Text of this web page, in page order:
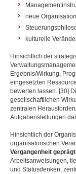
neue
kulturelle
Hinsichtlich der
Ergebnis/Wirkung,
eingesetzten
bewerten lassen. [30]
gesellschaftlichen
zentralen
Aufgabenstellungen
Hinsichtlich der
organisatorischen
Vergangenheit
Arbeitsanweisungen,
und Statusdenken,